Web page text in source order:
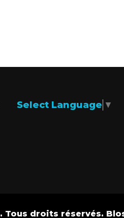
Select Language ▼
. Tous droits réservés.